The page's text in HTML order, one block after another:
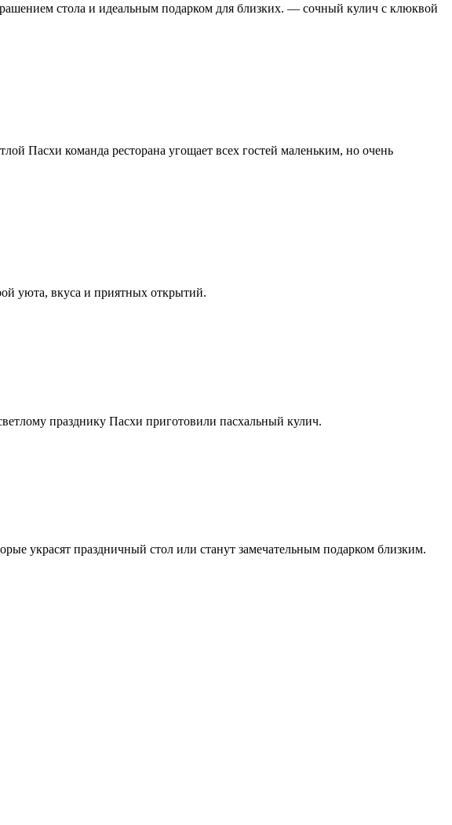
стола и идеальным подарком для близких. — сочный кулич с клюквой
Пасхи команда ресторана угощает всех гостей маленьким, но очень
уюта, вкуса и приятных открытий.
празднику Пасхи приготовили пасхальный кулич.
украсят праздничный стол или станут замечательным подарком близким.